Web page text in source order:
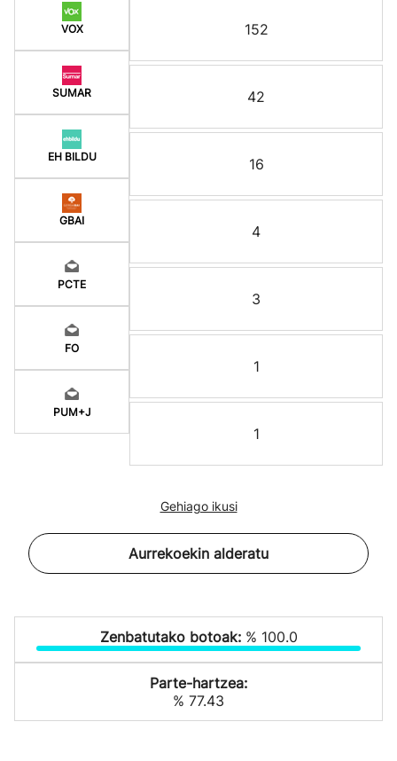
VOX
SUMAR
EH BILDU
GBAI
PCTE
FO
PUM+J
152
42
16
4
3
1
1
Gehiago ikusi
Aurrekoekin alderatu
Zenbatutako botoak: % 100.0
Parte-hartzea:
% 77.43